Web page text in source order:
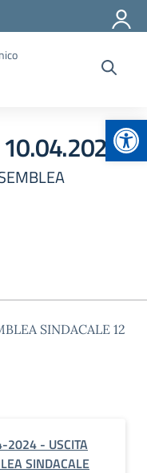
SINDACALE 12
- USCITA
SINDACALE